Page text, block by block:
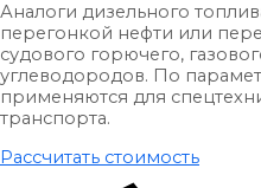
Аналоги дизельного
перегонкой нефти или
судового горючего,
углеводородов. По
применяются для
транспорта.
Рассчитать стоимость